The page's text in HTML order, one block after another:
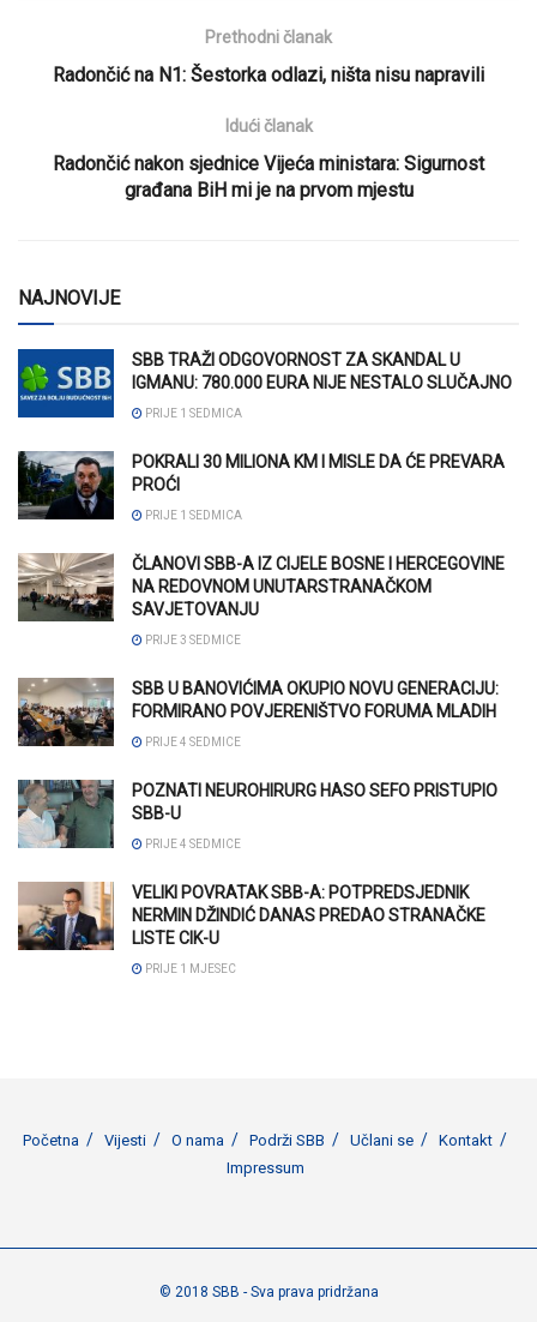
Prethodni članak
Radončić na N1: Šestorka odlazi, ništa nisu napravili
Idući članak
Radončić nakon sjednice Vijeća ministara: Sigurnost
građana BiH mi je na prvom mjestu
NAJNOVIJE
SBB TRAŽI ODGOVORNOST ZA SKANDAL U
IGMANU: 780.000 EURA NIJE NESTALO SLUČAJNO
PRIJE 1 SEDMICA
POKRALI 30 MILIONA KM I MISLE DA ĆE PREVARA
PROĆI
PRIJE 1 SEDMICA
ČLANOVI SBB-A IZ CIJELE BOSNE I HERCEGOVINE
NA REDOVNOM UNUTARSTRANAČKOM
SAVJETOVANJU
PRIJE 3 SEDMICE
SBB U BANOVIĆIMA OKUPIO NOVU GENERACIJU:
FORMIRANO POVJERENIŠTVO FORUMA MLADIH
PRIJE 4 SEDMICE
POZNATI NEUROHIRURG HASO SEFO PRISTUPIO
SBB-U
PRIJE 4 SEDMICE
VELIKI POVRATAK SBB-A: POTPREDSJEDNIK
NERMIN DŽINDIĆ DANAS PREDAO STRANAČKE
LISTE CIK-U
PRIJE 1 MJESEC
Početna Vijesti O nama Podrži SBB Učlani se
Kontakt
Impressum
© 2018 SBB - Sva prava pridržana